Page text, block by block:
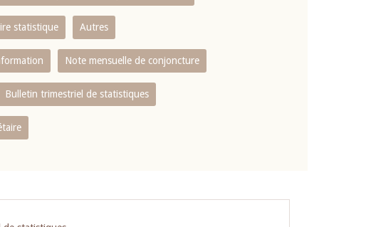
statistique Autres
Note mensuelle de conjoncture
Bulletin trimestriel de statistiques